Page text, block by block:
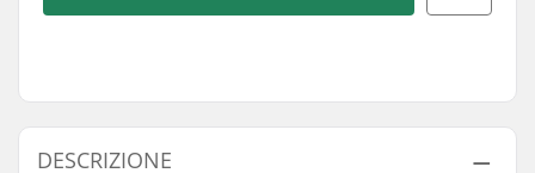
DESCRIZIONE